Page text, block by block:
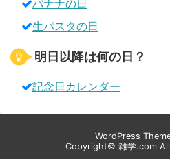
バナナの日
生パスタの日
明日以降は何の日？
記念日カレンダー
WordPress
Copyright© 雑学.comAll